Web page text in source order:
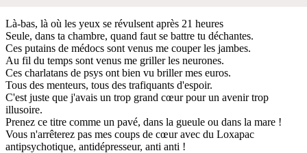
Là-bas, là où les yeux se révulsent après 21 heures
Seule, dans ta chambre, quand faut se battre tu déchantes.
Ces putains de médocs sont venus me couper les jambes.
Au fil du temps sont venus me griller les neurones.
Ces charlatans de psys ont bien vu briller mes euros.
Tous des menteurs, tous des trafiquants d'espoir.
C'est juste que j'avais un trop grand cœur pour un avenir trop
illusoire.
Prenez ce titre comme un pavé, dans la gueule ou dans la mare !
Vous n'arrêterez pas mes coups de cœur avec du Loxapac
antipsychotique, antidépresseur, anti anti !